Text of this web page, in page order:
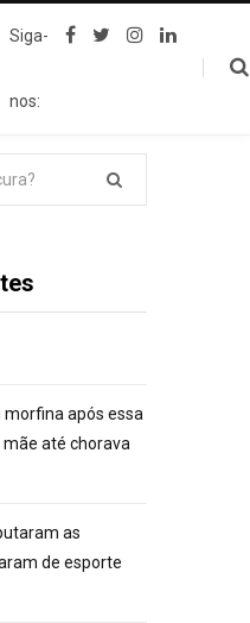
Siga-
nos:
F
I
L
morfina após essa
mãe até chorava
as
de esporte